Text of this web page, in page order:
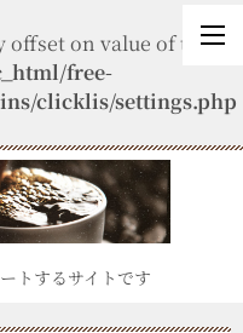
offset on value of type
free-
clicklis/settings.php
トするサイトです